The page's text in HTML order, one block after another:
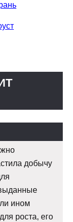
добычу
ином
роста, его